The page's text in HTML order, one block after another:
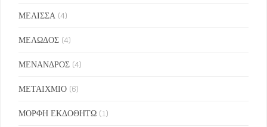
ΜΕΛΙΣΣΑ (4)
ΜΕΛΩΔΟΣ (4)
ΜΕΝΑΝΔΡΟΣ (4)
ΜΕΤΑΙΧΜΙΟ (6)
ΜΟΡΦΗ ΕΚΔΟΘΗΤΩ (1)